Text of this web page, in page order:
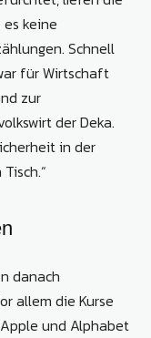
keine
Schnell
für Wirtschaft
zur
der Deka.
in der
danach
allem die Kurse
und Alphabet